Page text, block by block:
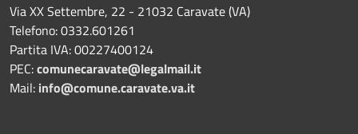
Via XX Settembre, 22 - 21032 Caravate (VA)
Telefono: 0332.601261
Partita IVA: 00227400124
PEC:comunecaravate@legalmail.it
Mail: info@comune.caravate.va.it